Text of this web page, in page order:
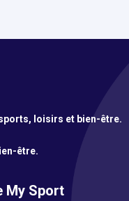
loisirs et bien-être.
être.
My Sport